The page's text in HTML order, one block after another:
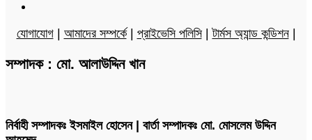
যোগাযোগ| আমাদের সম্পর্কে| প্রাইভেসি পলিসি|টার্মস অ্যান্ড কন্ডিশন|
সম্পাদক : মো. আলাউদ্দিন খান
নির্বাহী সম্পাদকঃ ইসমাইল হোসেন | বার্তা সম্পাদকঃ মো. মোসলেম উদ্দিন